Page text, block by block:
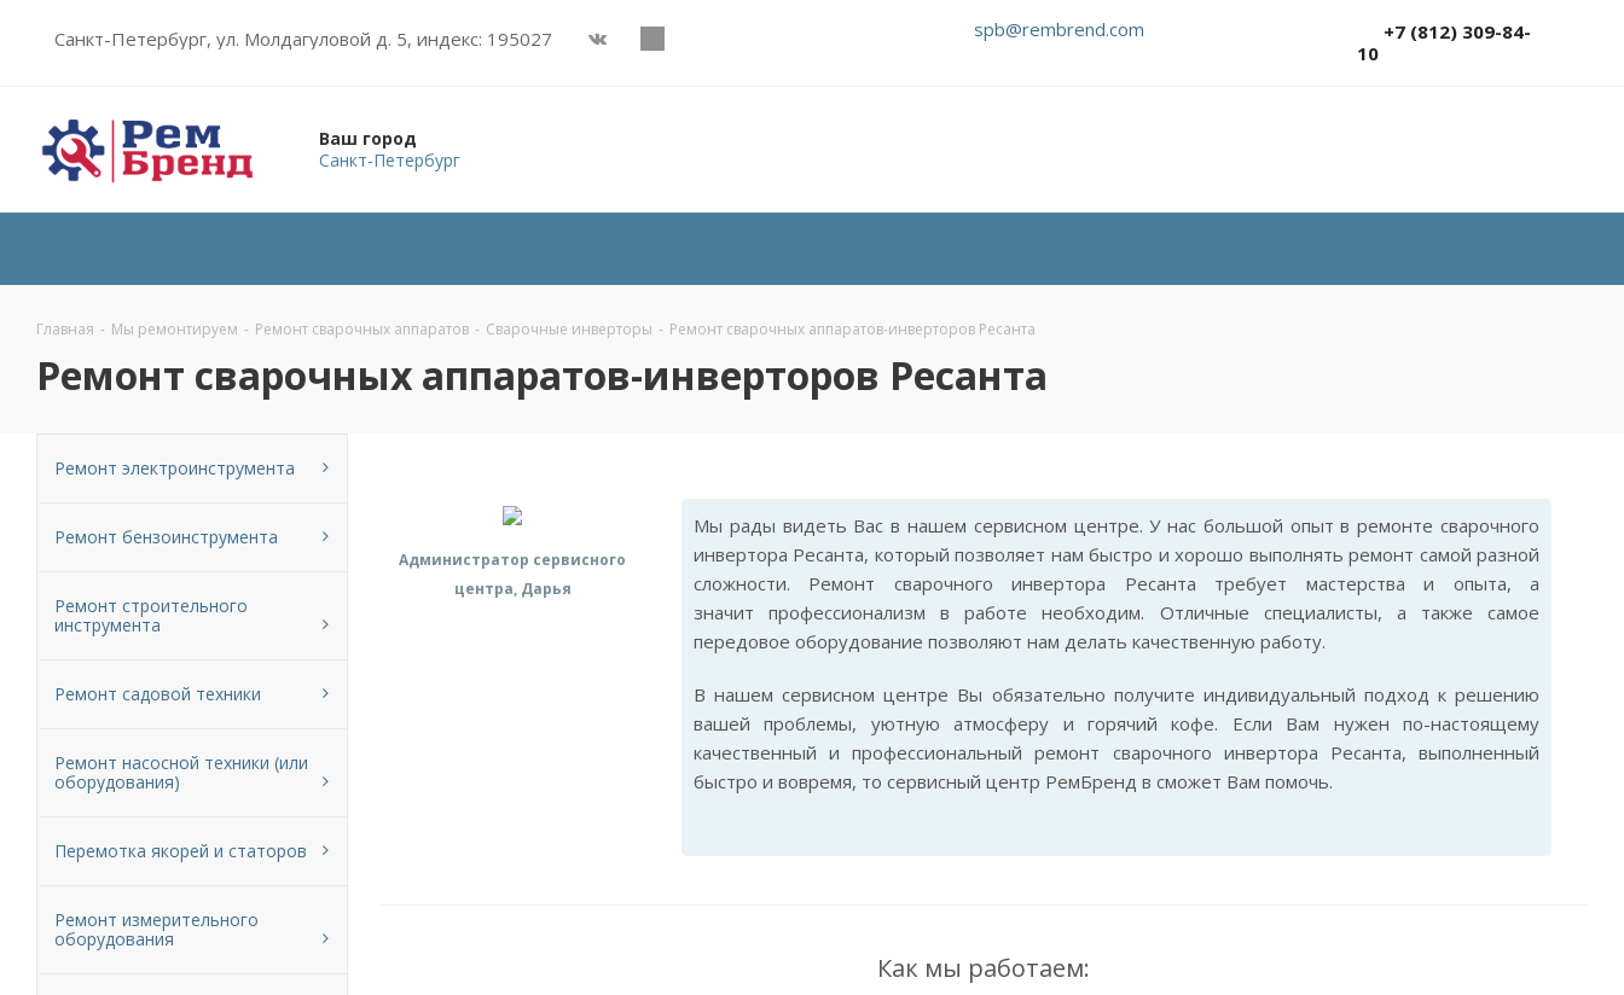
Санкт-Петербург, ул. Молдагуловой д. 5, индекс: 195027 spb@rembrend.com
+7 (812) 309-84-
10
Ваш город
Санкт-Петербург
Главная - Мы ремонтируем - Ремонт сварочных аппаратов - Сварочные инверторы - Ремонт сварочных аппаратов-инверторов Ресанта
Ремонт сварочных аппаратов-инверторов Ресанта
Администратор сервисного
центра, Дарья
Мы рады видеть Вас в нашем сервисном центре. У нас большой опыт в ремонте сварочного
инвертора Ресанта, который позволяет нам быстро и хорошо выполнять ремонт самой разной
сложности. Ремонт сварочного инвертора Ресанта требует мастерства и опыта, а
значит профессионализм в работе необходим. Отличные специалисты, а также самое
передовое оборудование позволяют нам делать качественную работу.
В нашем сервисном центре Вы обязательно получите индивидуальный подход к решению
вашей проблемы, уютную атмосферу и горячий кофе. Если Вам нужен по-настоящему
качественный и профессиональный ремонт сварочного инвертора Ресанта, выполненный
быстро и вовремя, то сервисный центр РемБренд в сможет Вам помочь.
Как мы работаем:
Ремонт электроинструмента
Ремонт бензоинструмента
Ремонт строительного
инструмента
Ремонт садовой техники
Ремонт насосной техники (или
оборудования)
Перемотка якорей и статоров
Ремонт измерительного
оборудования